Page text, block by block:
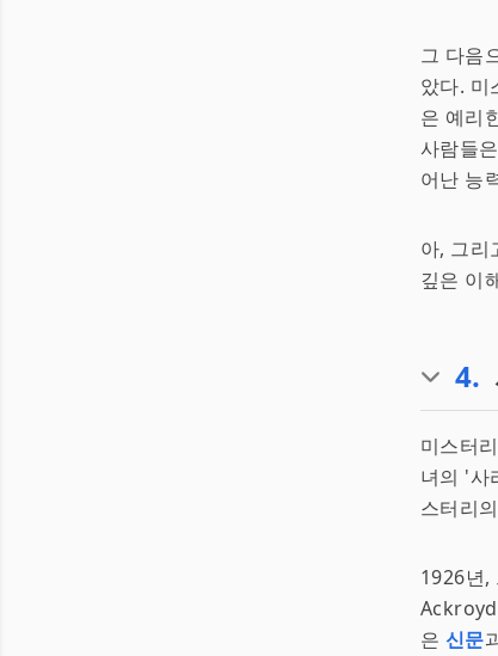
그 다음
았다.
은 예리
사람들
어난 능
아, 그리
깊은 이
4.
미스터
녀의 '사
스터리
1926년,
은 신문